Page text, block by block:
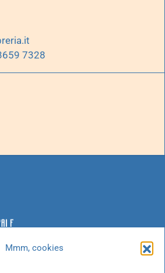
Mmm, cookies
7328